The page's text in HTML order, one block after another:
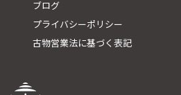
ブログ
プライバシーポリシー
古物営業法に基づく表記